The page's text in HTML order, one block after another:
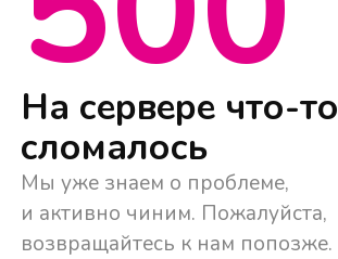
На сервере что-то
сломалось
Мы уже знаем о проблеме,
и активно чиним. Пожалуйста,
возвращайтесь к нам попозже.